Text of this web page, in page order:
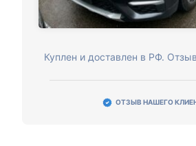
Куплен и доставлен в РФ.
ОТЗЫВ НАШЕГО